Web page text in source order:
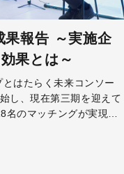
果報告 ～実施企
果とは～
はたらく未来コンソー
し、現在第三期を迎えて
名のマッチングが実現、
業を実施した、日本たば